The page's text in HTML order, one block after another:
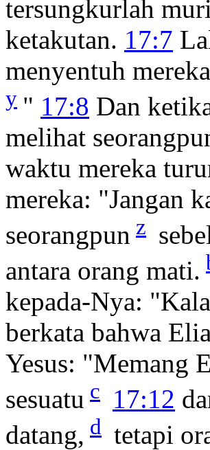
tersungkurlah
ketakutan. 17:7
menyentuh
y " 17:8 Dan
melihat
waktu mereka
mereka: "Jangan
seorangpun z
antara orang mati.
kepada-Nya:
berkata bahwa
Yesus: "Memang
sesuatu c 17:12
datang, d tetapi